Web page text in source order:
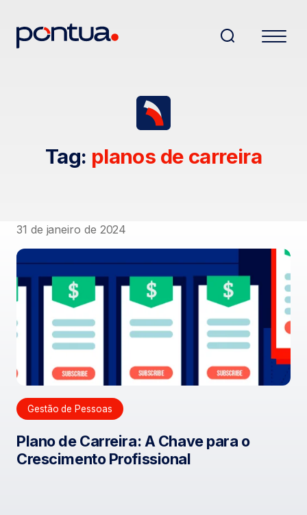
Tag: planos de carreira
31 de janeiro de 2024
Gestão de Pessoas
Plano de Carreira: A Chave para o
Crescimento Profissional